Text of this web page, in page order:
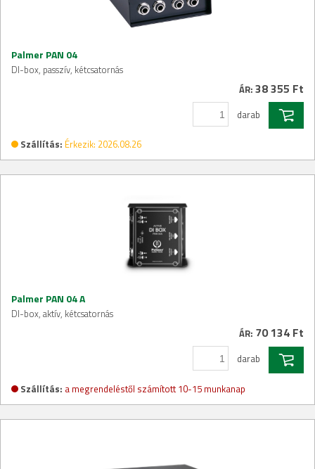
Palmer PAN 04
DI-box, passzív, kétcsatornás
ÁR: 38 355 Ft
darab
Szállítás: Érkezik: 2026.08.26
Palmer PAN 04 A
DI-box, aktív, kétcsatornás
ÁR: 70 134 Ft
darab
Szállítás: a megrendeléstől számított 10-15 munkanap